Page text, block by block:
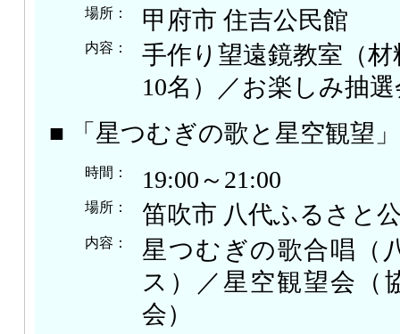
場所： 甲府市 住吉公民館
内容：
手作り望遠鏡教室（材
10名）／お楽しみ抽
■ 「星つむぎの歌と星空観望」
時間： 19:00～21:00
場所： 笛吹市 八代ふるさと
内容：
星つむぎの歌合唱（
ス）／星空観望会（
会）